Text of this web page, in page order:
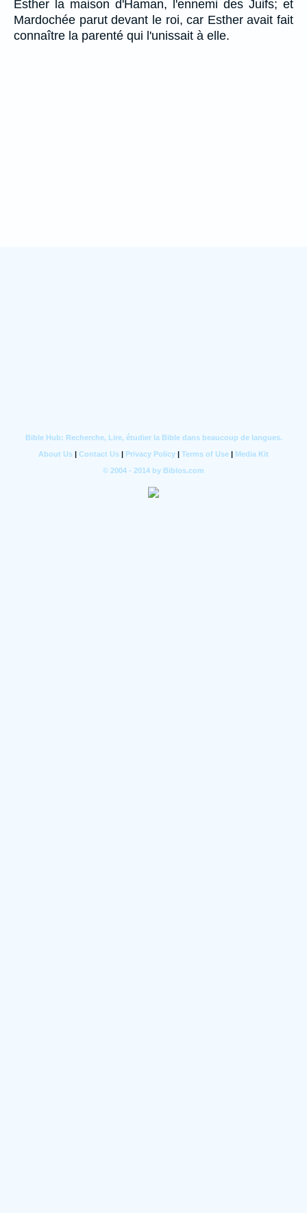
Esther la maison d'Haman, l'ennemi des Juifs; et
Mardochée parut devant le roi, car Esther avait fait
connaître la parenté qui l'unissait à elle.